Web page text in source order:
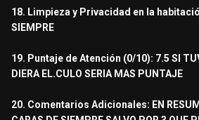
18. Limpieza y Privacidad en la
SIEMPRE
19. Puntaje de Atención (0/10): 7.5 SI
DIERA EL.CULO SERIA MAS PUNTAJE
20. Comentarios Adicionales: EN